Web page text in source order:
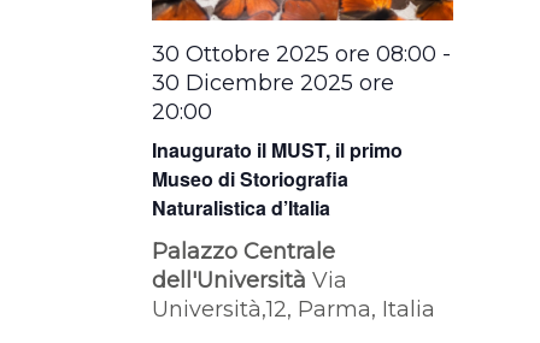
Inaugurato il MUST, il primo
Museo di Storiografia
Naturalistica d’Italia
30 Ottobre 2025 ore 08:00 -
30 Dicembre 2025 ore
20:00
Palazzo Centrale
dell'UniversitàVia
Università,12, Parma, Italia